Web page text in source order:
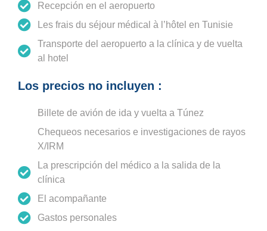
Recepción en el aeropuerto
Les frais du séjour médical à l’hôtel en Tunisie
Transporte del aeropuerto a la clínica y de vuelta
al hotel
Los precios no incluyen :
Billete de avión de ida y vuelta a Túnez
Chequeos necesarios e investigaciones de rayos
X/IRM
La prescripción del médico a la salida de la
clínica
El acompañante
Gastos personales